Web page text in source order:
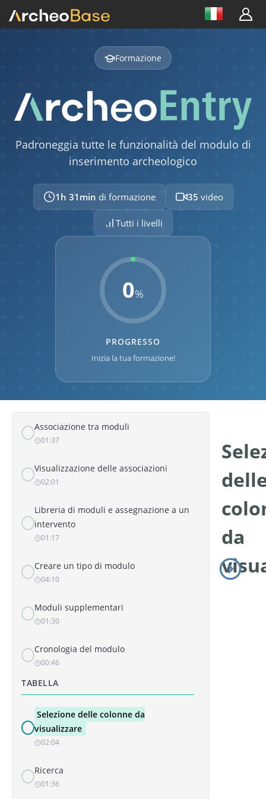
Formazione
Padroneggia tutte le funzionalità del modulo di
inserimento archeologico
1h 31min di formazione 35 video
Tutti i livelli
0%
PROGRESSO
Inizia la tua formazione!
Presentazione generale dell'interfaccia
Struttura di un modulo
04:26
Associazione tra moduli
01:37
Visualizzazione delle associazioni
02:01
Libreria di moduli e assegnazione a un
intervento
01:17
Creare un tipo di modulo
04:10
Moduli supplementari
01:30
Cronologia del modulo
00:46
TABELLA
Selezione delle colonne da
visualizzare
02:04
Ricerca
01:36
da